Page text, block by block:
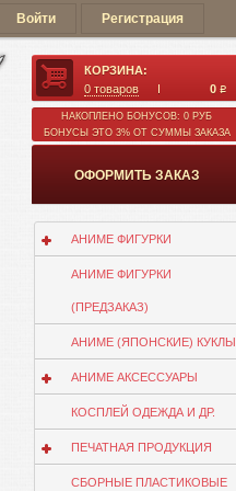
Войти Регистрация
КОРЗИНА:
0товаров 0 q
НАКОПЛЕНО БОНУСОВ: 0 РУБ
БОНУСЫ ЭТО 3% ОТ СУММЫ ЗАКАЗА
ОФОРМИТЬ ЗАКАЗ
АНИМЕ ФИГУРКИ
АНИМЕ ФИГУРКИ
(ПРЕДЗАКАЗ)
АНИМЕ (ЯПОНСКИЕ) КУКЛЫ
АНИМЕ АКСЕССУАРЫ
КОСПЛЕЙ ОДЕЖДА И ДР.
ПЕЧАТНАЯ ПРОДУКЦИЯ
СБОРНЫЕ ПЛАСТИКОВЫЕ